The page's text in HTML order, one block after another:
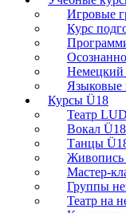
Игровые
Курс
Немецкий
Языковые
Курсы Ü18
Театр
Вокал Ü18
Танцы
Живопись
Мастер-
Группы
Театр на